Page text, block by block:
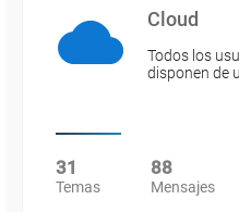
Cloud
Todos los
disponen de
31
Temas
88
Mensajes